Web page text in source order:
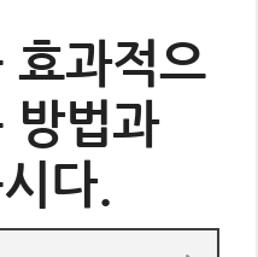
효과적으
방법과
다.